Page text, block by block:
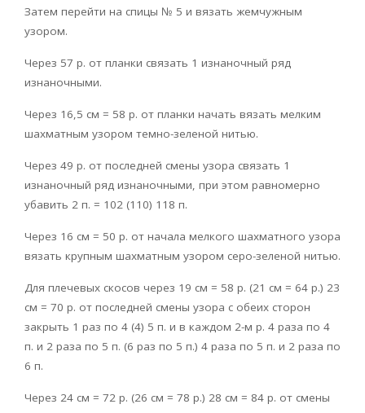
Затем перейти на спицы № 5 и вязать жемчужным
узором.
Через 57 р. от планки связать 1 изнаночный ряд
изнаночными.
Через 16,5 см = 58 р. от планки начать вязать мелким
шахматным узором темно-зеленой нитью.
Через 49 р. от последней смены узора свя­зать 1
изнаночный ряд изнаночными, при этом равномерно
убавить 2 п. = 102 (110) 118 п.
Через 16 см = 50 р. от начала мелкого шахматного узора
вязать крупным шахматным узором серо-зеленой нитью.
Для плечевых скосов через 19 см = 58 р. (21 см = 64 р.) 23
см = 70 р. от последней смены узора с обеих сторон
закрыть 1 раз по 4 (4) 5 п. и в каждом 2-м р. 4 раза по 4
п. и 2 раза по 5 п. (6 раз по 5 п.) 4 раза по 5 п. и 2 раза по
6 п.
Через 24 см = 72 р. (26 см = 78 р.) 28 см = 84 р. от смены